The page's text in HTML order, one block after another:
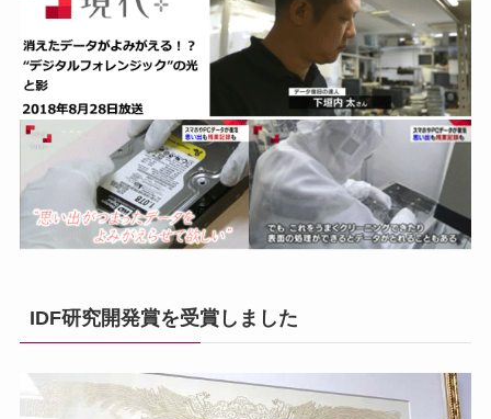
IDF研究開発賞を受賞しました